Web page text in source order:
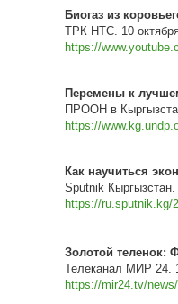
Биогаз из
ТРК НТС. 10
https://
Перемены к
ПРООН в
https://
Как научиться
Sputnik Кыргызстан.
https://ru.sputnik.kg/
Золотой теленок:
Телеканал МИР 24.
https://mir24.tv/